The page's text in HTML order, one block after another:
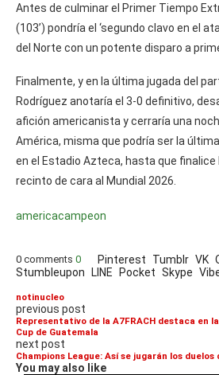
Antes de culminar el Primer Tiempo
(103’) pondría el ‘segundo clavo en el
del Norte con un potente disparo a
Finalmente, y en la última jugada del
Rodríguez anotaría el 3-0 definitivo,
afición americanista y cerraría una
América, misma que podría ser la
en el Estadio Azteca, hasta que finalice
recinto de cara al Mundial 2026.
americacampeon
0 comments 0 Pinterest Tumblr VK
Stumbleupon LINE Pocket Skype
notinucleo
previous post
Representativo de la A7FRACH destaca en
Cup de Guatemala
next post
Champions League: Así se jugarán los
You may also like